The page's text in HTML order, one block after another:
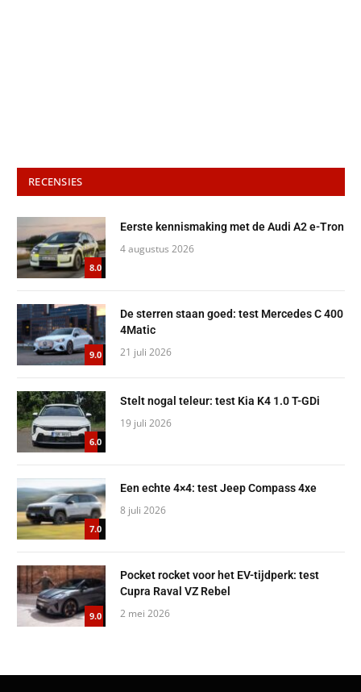
RECENSIES
8.0
Eerste kennismaking met de Audi A2 e-Tron
4 augustus 2026
9.0
De sterren staan goed: test Mercedes C 400
4Matic
21 juli 2026
6.0
Stelt nogal teleur: test Kia K4 1.0 T-GDi
19 juli 2026
7.0
Een echte 4×4: test Jeep Compass 4xe
8 juli 2026
9.0
Pocket rocket voor het EV-tijdperk: test
Cupra Raval VZ Rebel
2 mei 2026